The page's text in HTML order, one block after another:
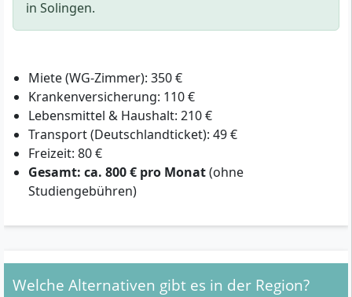
in Solingen.
Miete (WG-Zimmer): 350 €
Krankenversicherung: 110 €
Lebensmittel & Haushalt: 210 €
Transport (Deutschlandticket): 49 €
Freizeit: 80 €
Gesamt: ca. 800 € pro Monat(ohne
Studiengebühren)
Welche Alternativen gibt es in der Region?